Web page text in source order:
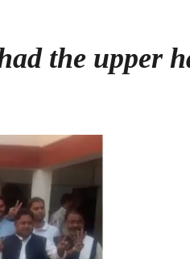
the upper